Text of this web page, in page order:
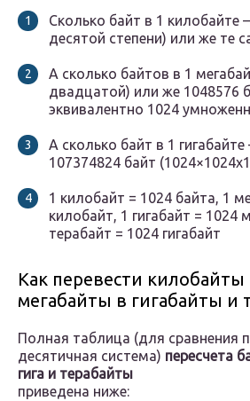
Сколько байт в 1 килобайте
десятой степени) или же те
А сколько байтов в 1
двадцатой) или же 1048576
эквивалентно 1024
А сколько байт в 1
107374824 байт
1 килобайт = 1024 байта, 1
килобайт, 1 гигабайт = 1024
терабайт = 1024 гигабайт
Как перевести килобайты
мегабайты в гигабайты и
Полная таблица (для сравнения
десятичная система) пересчета
гига и терабайты
приведена ниже: